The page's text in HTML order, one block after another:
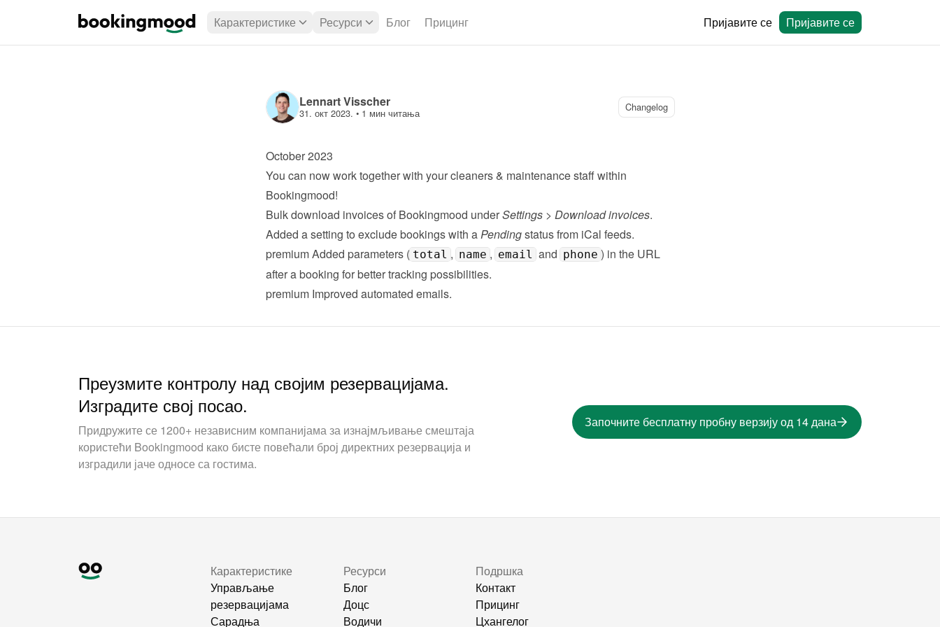
Карактеристике Ресурси Блог Прицинг Пријавите се Пријавите се
Lennart Visscher
31. окт 2023. • 1 мин читања Changelog
October 2023
You can now work together with your cleaners & maintenance staff within
Bookingmood!
Bulk download invoices of Bookingmood under Settings > Download invoices.
Added a setting to exclude bookings with a Pending status from iCal feeds.
premium Added parameters ( total , name , email and phone ) in the URL
after a booking for better tracking possibilities.
premium Improved automated emails.
Преузмите контролу над својим резервацијама.
Изградите свој посао.
Придружите се 1200+ независним компанијама за изнајмљивање смештаја
користећи Bookingmood како бисте повећали број директних резервација и
изградили јаче односе са гостима.
Започните бесплатну пробну верзију од 14 дана
Карактеристике
Управљање
резервацијама
Сарадња
Ресурси
Блог
Доцс
Водичи
Подршка
Контакт
Прицинг
Цхангелог